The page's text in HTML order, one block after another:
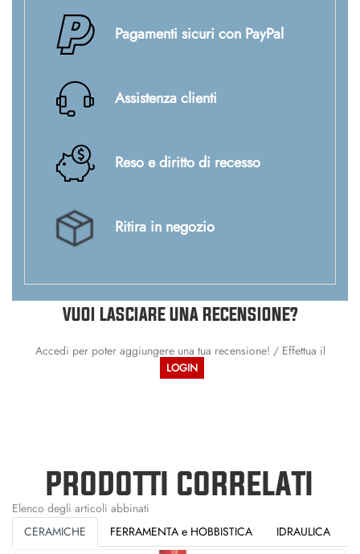
Pagamenti sicuri con PayPal
Assistenza clienti
Reso e diritto di recesso
Ritira in negozio
VUOI LASCIARE UNA RECENSIONE?
Accedi per poter aggiungere una tua recensione! / Effettua il
LOGIN
PRODOTTI CORRELATI
Elenco degli articoli abbinati
CERAMICHE
FERRAMENTA e HOBBISTICA IDRAULICA